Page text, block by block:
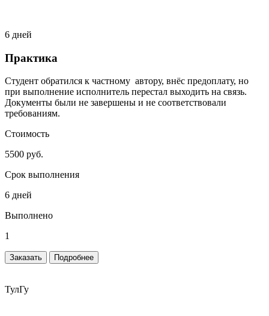
6 дней
Практика
Студент обратился к частному автору, внёс предоплату, но
при выполнение исполнитель перестал выходить на связь.
Документы были не завершены и не соответствовали
требованиям.
Стоимость
5500 руб.
Срок выполнения
6 дней
Выполнено
1
Заказать Подробнее
ТулГу